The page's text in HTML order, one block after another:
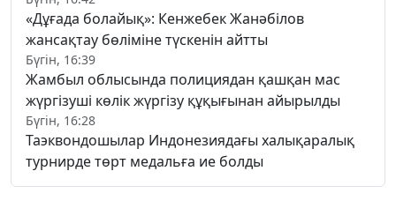
«Дұғада болайық»: Кенжебек Жанәбілов
жансақтау бөліміне түскенін айтты
Бүгін, 16:39
Жамбыл облысында полициядан қашқан мас
жүргізуші көлік жүргізу құқығынан айырылды
Бүгін, 16:28
Таэквондошылар Индонезиядағы халықаралық
турнирде төрт медальға ие болды